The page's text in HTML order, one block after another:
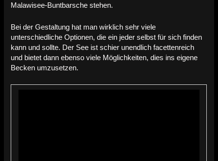
Malawisee-Buntbarsche stehen.
Bei der Gestaltung hat man wirklich sehr viele
unterschiedliche Optionen, die ein jeder selbst für sich finden
kann und sollte. Der See ist schier unendlich facettenreich
und bietet dann ebenso viele Möglichkeiten, dies ins eigene
Becken umzusetzen.